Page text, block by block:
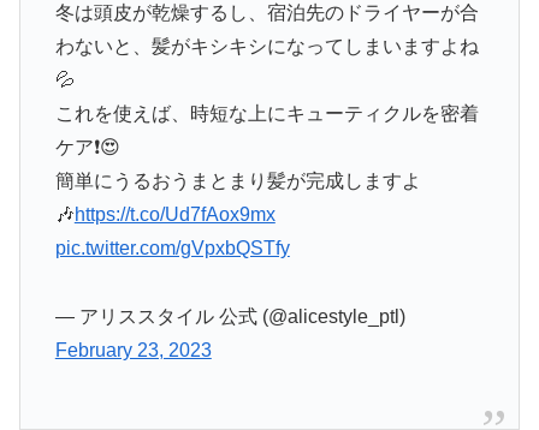
冬は頭皮が乾燥するし、宿泊先のドライヤーが合
わないと、髪がキシキシになってしまいますよね
💦
これを使えば、時短な上にキューティクルを密着
ケア❗😍
簡単にうるおうまとまり髪が完成しますよ
🎶https://t.co/Ud7fAox9mx
pic.twitter.com/gVpxbQSTfy
— アリススタイル 公式 (@alicestyle_ptl)
February 23, 2023